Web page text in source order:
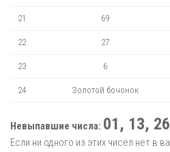
21 69
22 27
23 6
24 Золотой бочонок
Невыпавшие числа: 01, 13,
Если ни одного из этих чисел нет в